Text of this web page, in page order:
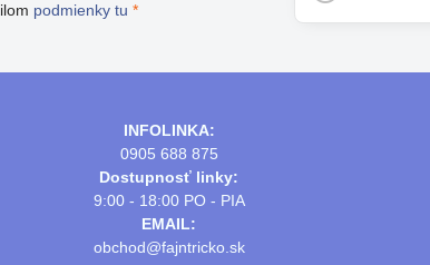
podmienky tu *
INFOLINKA:
0905 688 875
Dostupnosť linky:
9:00 - 18:00 PO - PIA
EMAIL:
obchod@fajntricko.sk